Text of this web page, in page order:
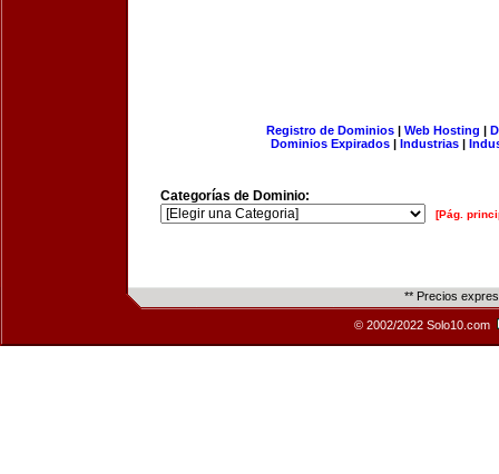
Registro de Dominios| Web Hosting |
Dominios Expirados | Industrias |
Categorías de Dominio:
[Pág.
** Precios
© 2002/2022 Solo10.com